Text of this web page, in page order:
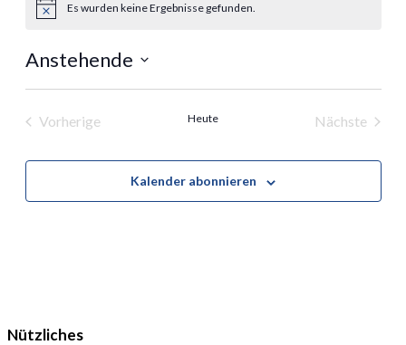
HinweisEs wurden keine Ergebnisse gefunden.
Anstehende
Datum
Vorherige
Heute
Nächste
Kalender abonnieren
Nützliches